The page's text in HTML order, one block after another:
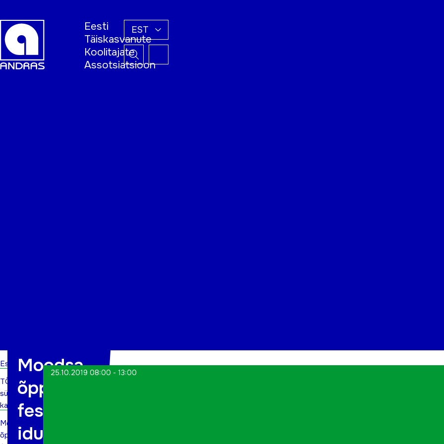
Eesti
Täiskasvanute
Koolitajate
Assotsiatsioon
EST
Esileht
TÕN
sündmuste
kalender
Moodsa
õppimise
Moodsa
õppimise
festival
iduEDU
25.10.2019 08:00 - 13:00